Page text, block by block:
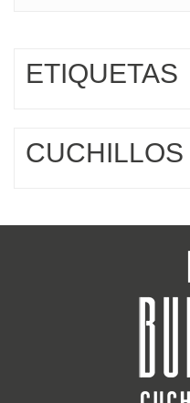
ETIQUETAS
CUCHILLOS